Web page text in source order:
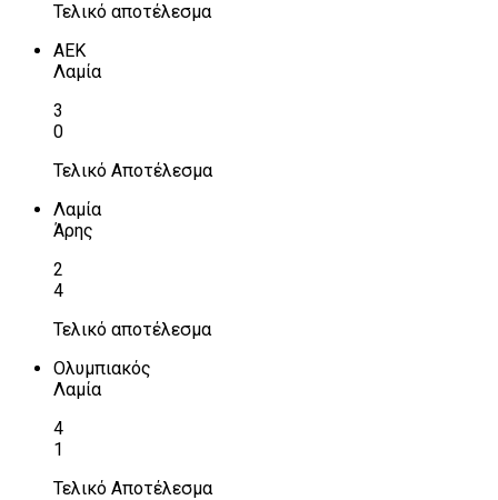
Τελικό αποτέλεσμα
ΑΕΚ
Λαμία
3
0
Τελικό Αποτέλεσμα
Λαμία
Άρης
2
4
Τελικό αποτέλεσμα
Ολυμπιακός
Λαμία
4
1
Τελικό Αποτέλεσμα